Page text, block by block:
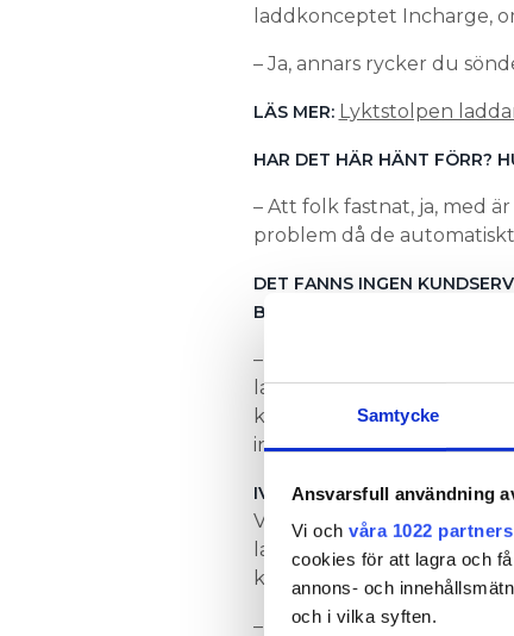
Samtycke
Ansvarsfull användning
Vi och våra 1022 partners
cookies för att lagra och
annons- och
och i vilka syften.
laddkonceptet Incharge,
– Ja, annars rycker du
LÄS MER: Lyktstolpen
HAR DET HÄR HÄNT FÖRR?
– Att folk fastnat, ja, med
problem då de
DET FANNS INGEN
BALLAR UR?
– Kundservice har öppet
laddstationen är från
kontakt med
informationsmaterial så
IVAN AHLENBLOM RINGDE
Vattenfall som med
laddhandsken att släppa.
kunde han lämna Port 73.
– Det är problematiskt